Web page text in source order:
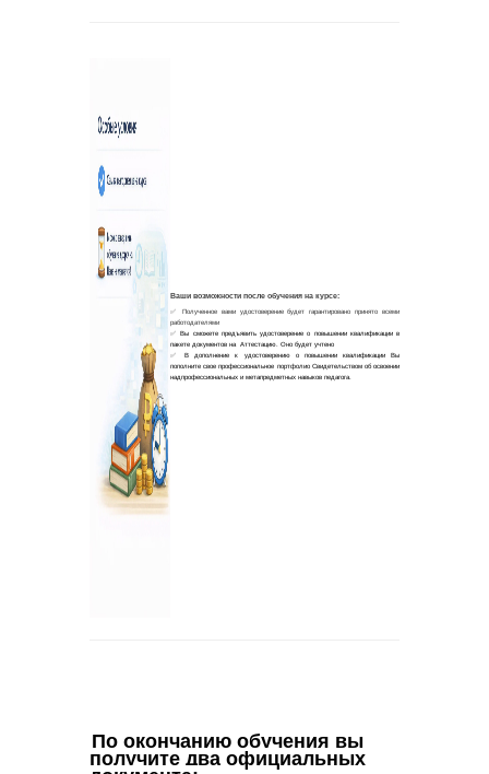
По окончанию обучения вы
получите два официальных